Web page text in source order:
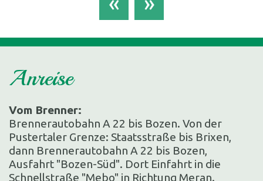
Anreise
Vom Brenner:
Brennerautobahn A 22 bis Bozen. Von der
Pustertaler Grenze: Staatsstraße bis Brixen,
dann Brennerautobahn A 22 bis Bozen,
Ausfahrt "Bozen-Süd". Dort Einfahrt in die
Schnellstraße "Mebo" in Richtung Meran.